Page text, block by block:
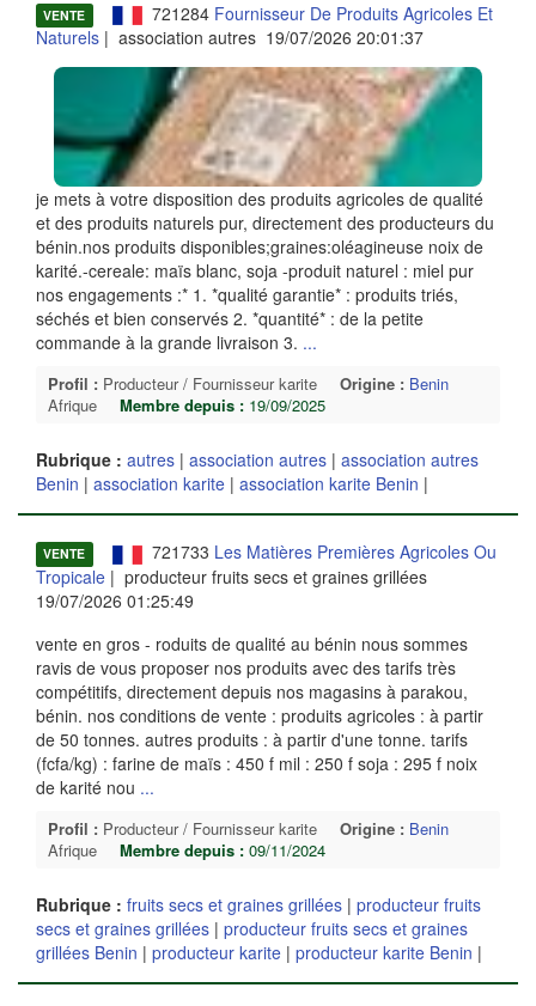
VENTE 721284 Fournisseur De Produits Agricoles Et
Naturels | association autres 19/07/2026 20:01:37
je mets à votre disposition des produits agricoles de qualité
et des produits naturels pur, directement des producteurs du
bénin.nos produits disponibles;graines:oléagineuse noix de
karité.-cereale: maïs blanc, soja -produit naturel : miel pur
nos engagements :* 1. *qualité garantie* : produits triés,
séchés et bien conservés 2. *quantité* : de la petite
commande à la grande livraison 3. ...
Profil : Producteur / Fournisseur karite Origine : Benin
Afrique
Membre depuis : 19/09/2025
Rubrique : autres | association autres | association autres
Benin | association karite | association karite Benin |
VENTE 721733 Les Matières Premières Agricoles Ou
Tropicale | producteur fruits secs et graines grillées
19/07/2026 01:25:49
vente en gros - roduits de qualité au bénin nous sommes
ravis de vous proposer nos produits avec des tarifs très
compétitifs, directement depuis nos magasins à parakou,
bénin. nos conditions de vente : produits agricoles : à partir
de 50 tonnes. autres produits : à partir d'une tonne. tarifs
(fcfa/kg) : farine de maïs : 450 f mil : 250 f soja : 295 f noix
de karité nou ...
Profil : Producteur / Fournisseur karite Origine : Benin
Afrique
Membre depuis : 09/11/2024
Rubrique : fruits secs et graines grillées | producteur fruits
secs et graines grillées | producteur fruits secs et graines
grillées Benin | producteur karite | producteur karite Benin |